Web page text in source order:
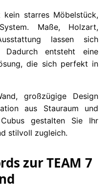
kein starres Möbelstück,
Maße, Holzart,
lassen sich
Dadurch entsteht eine
die sich perfekt in
großzügige Design
aus Stauraum und
gestalten Sie Ihr
stilvoll zugleich.
zur TEAM 7